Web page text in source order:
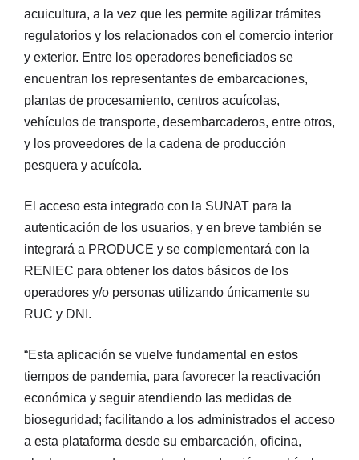
acuicultura, a la vez que les permite agilizar trámites
regulatorios y los relacionados con el comercio interior
y exterior. Entre los operadores beneficiados se
encuentran los representantes de embarcaciones,
plantas de procesamiento, centros acuícolas,
vehículos de transporte, desembarcaderos, entre otros,
y los proveedores de la cadena de producción
pesquera y acuícola.
El acceso esta integrado con la SUNAT para la
autenticación de los usuarios, y en breve también se
integrará a PRODUCE y se complementará con la
RENIEC para obtener los datos básicos de los
operadores y/o personas utilizando únicamente su
RUC y DNI.
“Esta aplicación se vuelve fundamental en estos
tiempos de pandemia, para favorecer la reactivación
económica y seguir atendiendo las medidas de
bioseguridad; facilitando a los administrados el acceso
a esta plataforma desde su embarcación, oficina,